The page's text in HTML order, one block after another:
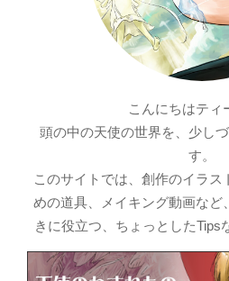
こんにちはティ
頭の中の天使の世界を、少し
す。
このサイトでは、創作のイラス
めの道具、メイキング動画など
きに役立つ、ちょっとしたTips